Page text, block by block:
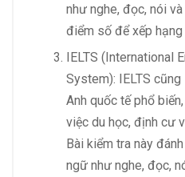
như nghe, đọc, nói
điểm số để xếp hạng
IELTS (International
System): IELTS
Anh quốc tế phổ
việc du học, định cư
Bài kiểm tra này
ngữ như nghe, đọc,